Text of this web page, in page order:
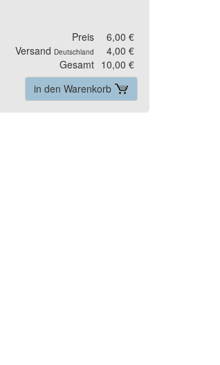
Preis
6,00 €
Versand Deutschland
4,00 €
Gesamt 10,00 €
in den Warenkorb